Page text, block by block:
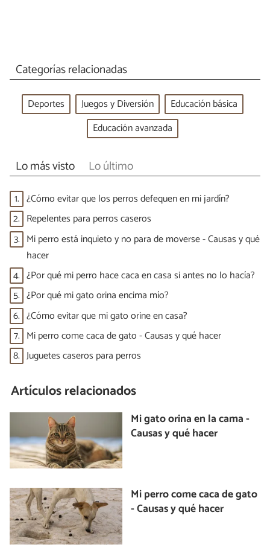
Categorías relacionadas
Deportes Juegos y Diversión
Educación básica
Educación avanzada
Lo más visto Lo último
1. ¿Cómo evitar que los perros defequen en mi jardín?
2. Repelentes para perros caseros
3. Mi perro está inquieto y no para de moverse - Causas y qué
hacer
4. ¿Por qué mi perro hace caca en casa si antes no lo hacía?
5. ¿Por qué mi gato orina encima mío?
6. ¿Cómo evitar que mi gato orine en casa?
7. Mi perro come caca de gato - Causas y qué hacer
8. Juguetes caseros para perros
Artículos relacionados
Mi gato orina en la cama -
Causas y qué hacer
Mi perro come caca de gato
- Causas y qué hacer